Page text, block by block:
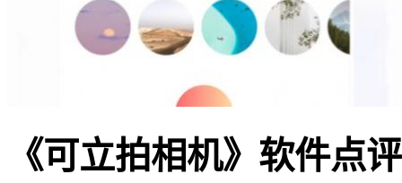
《可立拍相机》软件点